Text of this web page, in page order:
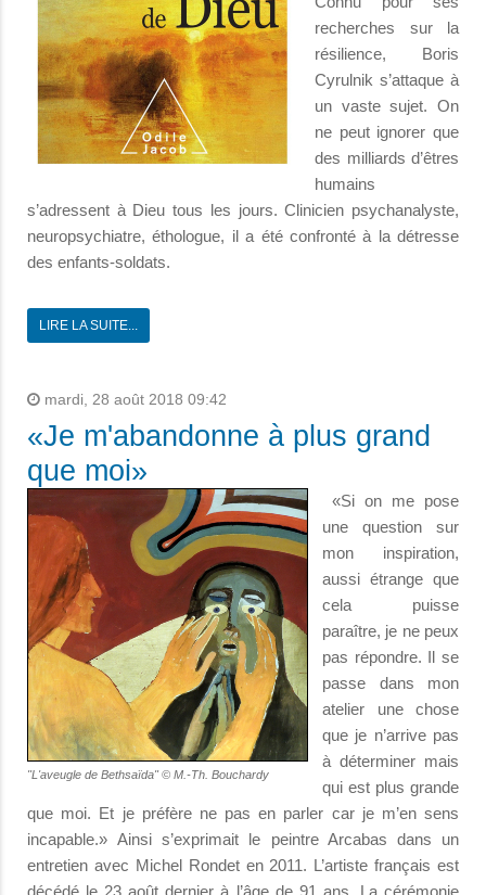
recherches sur la
résilience, Boris
Cyrulnik s’attaque à
un vaste sujet. On
ne peut ignorer que
des milliards d’êtres
humains
s’adressent à Dieu tous les jours. Clinicien psychanalyste,
neuropsychiatre, éthologue, il a été confronté à la détresse
des enfants-soldats.
LIRE LA SUITE...
mardi, 28 août 2018 09:42
«Je m'abandonne à plus grand
que moi»
"L'aveugle de Bethsaïda" © M.-Th. Bouchardy
«Si on me pose
une question sur
mon inspiration,
aussi étrange que
cela puisse
paraître, je ne peux
pas répondre. Il se
passe dans mon
atelier une chose
que je n’arrive pas
à déterminer mais
qui est plus grande
que moi. Et je préfère ne pas en parler car je m’en sens
incapable.» Ainsi s’exprimait le peintre Arcabas dans un
entretien avec Michel Rondet en 2011. L’artiste français est